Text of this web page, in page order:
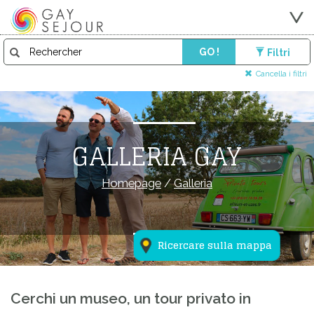
GO ! Filtri
Cancella i filtri
Ricercare sulla mappa
GALLERIA GAY
Homepage/Galleria
Cerchi un museo, un tour privato in